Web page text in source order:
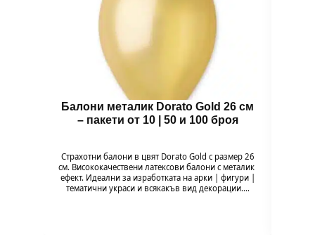
Балони металик Dorato Gold 26 см
– пакети от 10 | 50 и 100 броя
Страхотни балони в цвят Dorato Gold с размер 26
см. Висококачествени латексови балони с металик
ефект. Идеални за изработката на арки | фигури |
тематични украси и всякакъв вид декорации.…